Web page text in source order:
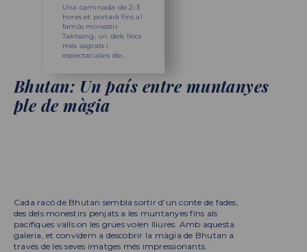
Una caminada de 2-3
hores et portarà fins al
famós monestir
Taktsang, un dels llocs
més sagrats i
espectaculars de
Bhutan: Un país entre muntanyes
ple de màgia
Cada racó de Bhutan sembla sortir d’un conte de fades,
des dels monestirs penjats a les muntanyes fins als
pacífiques valls on les grues volen lliures. Amb aquesta
galeria, et convidem a descobrir la màgia de Bhutan a
través de les seves imatges més impressionants.